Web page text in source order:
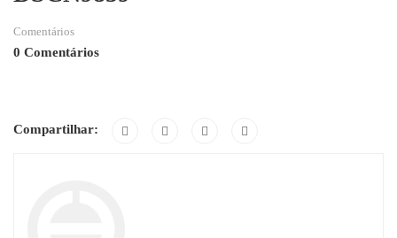
Comentários
0 Comentários
Compartilhar: